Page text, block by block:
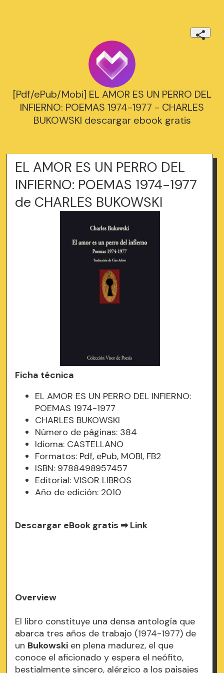
[Pdf/ePub/Mobi] EL AMOR ES UN PERRO DEL
INFIERNO: POEMAS 1974-1977 - CHARLES
BUKOWSKI descargar ebook gratis
EL AMOR ES UN PERRO DEL
INFIERNO: POEMAS 1974-1977
de CHARLES BUKOWSKI
Ficha técnica
EL AMOR ES UN PERRO DEL INFIERNO:
POEMAS 1974-1977
CHARLES BUKOWSKI
Número de páginas: 384
Idioma: CASTELLANO
Formatos: Pdf, ePub, MOBI, FB2
ISBN: 9788498957457
Editorial: VISOR LIBROS
Año de edición: 2010
Descargar eBook gratis ➡Link
Overview
El libro constituye una densa antología que
abarca tres años de trabajo (1974-1977) de
un Bukowski en plena madurez, el que
conoce el aficionado y espera el neófito,
bestialmente sincero, alérgico a los paisajes